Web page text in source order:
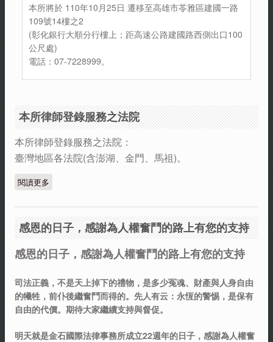
本所將於 110年10月25日 遷移至高雄市苓雅區建國一路
109號14樓之2
(彰化銀行大順分行樓上；距高速公路建國路西側出口100
公尺處)
電話：07-7228999。
本所律師登錄服務之法院
本所律師登錄服務之法院：
臺灣地區各法院(含澎湖、金門、馬祖)。
閱讀更多
感恩的日子，感謝為人權奮鬥的路上有您的支持
感恩的日子，感謝為人權奮鬥的路上有您的支持
司法正義，不是天上掉下的禮物，是多少冤魂、財產與人身自由
的犧牲，前仆後繼奮鬥而得的。先人有云：永恆的警惕，是保有
自由的代價。期待大家繼續支持與督促。
明天就是金石國際法律事務所成立22週年的日子，感謝為人權奮